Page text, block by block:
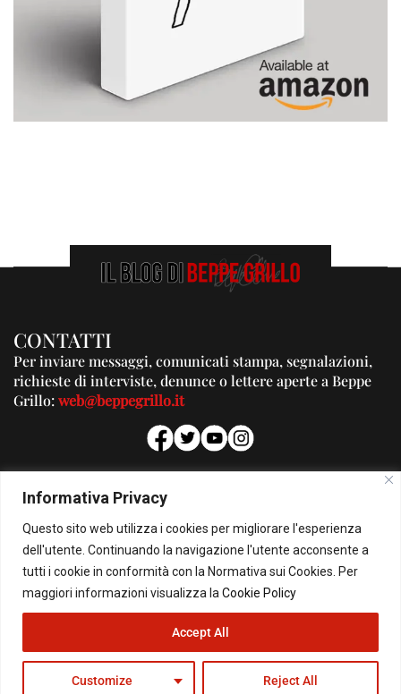
Informativa Privacy
Questo sito web utilizza i cookies per migliorare l'esperienza
dell'utente. Continuando la navigazione l'utente acconsente a
tutti i cookie in conformità con la Normativa sui Cookies. Per
maggiori informazioni visualizza la Cookie Policy
Customize Reject All
Accept All
CONTATTI
Per inviare messaggi, comunicati stampa, segnalazioni,
richieste di interviste, denunce o lettere aperte a Beppe
Grillo:web@beppegrillo.it
PUBBLICITA'
Per la tua pubblicità su questo Blog:
pubblicita@beppegrillo.it
© Copyright 2026 - Il Blog di Beppe Grillo. All Rights Reserved - Powered by
happygrafic.com